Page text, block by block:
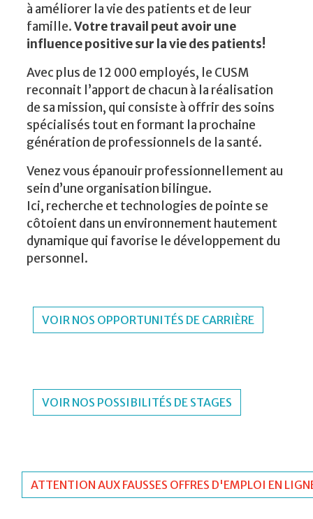
à améliorer la vie des patients et de leur
famille.Votre travail peut avoir une
influence positive sur la vie des patients!
Avec plus de 12 000 employés, le CUSM
reconnait l’apport de chacun à la réalisation
de sa mission, qui consiste à offrir des soins
spécialisés tout en formant la prochaine
génération de professionnels de la santé.
Venez vous épanouir professionnellement au
sein d’une organisation bilingue.
Ici, recherche et technologies de pointe se
côtoient dans un environnement hautement
dynamique qui favorise le développement du
personnel.
VOIR NOS OPPORTUNITÉS DE CARRIÈRE
VOIR NOS POSSIBILITÉS DE STAGES
ATTENTION AUX FAUSSES OFFRES D'EMPLOI EN